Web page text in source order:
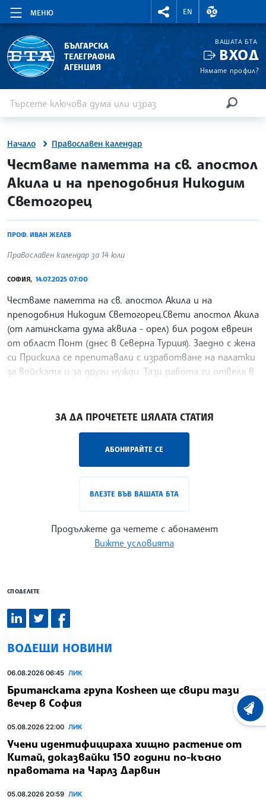
МЕНЮ
RIGHTMENU.SOCIAL
EN
ВАЛУТНИ
БЪЛГАРСКА
ТЕЛЕГРАФНА
АГЕНЦИЯ
ВАШАТА БТА
ВХОД
Нямате профил?
Начало Православен календар
site.bta
Честваме паметта на св. апостол
Акила и на преподобния Никодим
Светогорец
ПРОФ. ИВАН ЖЕЛЕВ
Православен календар за 14 юли
СОФИЯ, 14.07.2025 07:00
Честваме паметта на св. апостол Акила и на
преподобния Никодим Светогорец.Свети апостол Акила
(от латинската дума аквила - орел) бил родом евреин
от област Понт (днес в Северна Турция). Заедно с жена
си Прискила се препитавали с изработване на палатки
за войската и за други нужди. Тази работа ги отвела в
ЗА ДА ПРОЧЕТЕТЕ ЦЯЛАТА СТАТИЯ
АБОНИРАЙТЕ СЕ
ВЛЕЗТЕ ВЪВ ВАШАТА БТА
Продължете да четете с абонамент
Вижте условията
СПОДЕЛЕТЕ
ВОДЕЩИ НОВИНИ
06.08.2026 06:45 ЛИК
Британската група Kosheen ще свири тази
вечер в София
05.08.2026 22:00 ЛИК
Учени идентифицираха хищно растение от
Китай, доказвайки 150 години по-късно
правотата на Чарлз Дарвин
05.08.2026 20:59 ЛИК